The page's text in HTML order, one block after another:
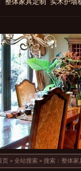
整体家具定制 实木护墙
页 » 全站搜索 » 搜索：整体家